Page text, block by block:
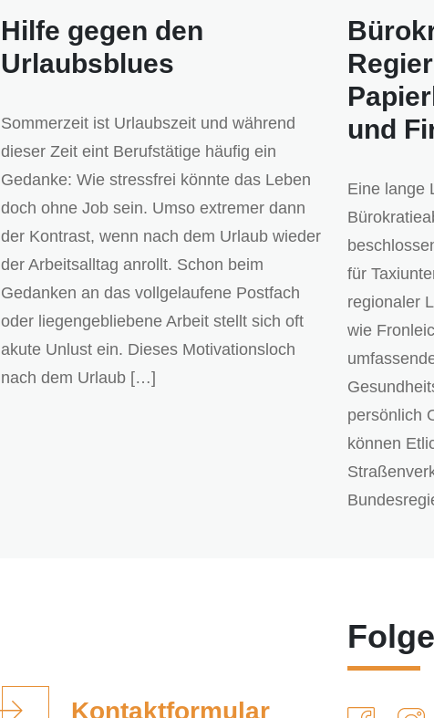
Hilfe gegen den
Urlaubsblues
Sommerzeit ist Urlaubszeit und während
dieser Zeit eint Berufstätige häufig ein
Gedanke: Wie stressfrei könnte das Leben
doch ohne Job sein. Umso extremer dann
der Kontrast, wenn nach dem Urlaub wieder
der Arbeitsalltag anrollt. Schon beim
Gedanken an das vollgelaufene Postfach
oder liegengebliebene Arbeit stellt sich oft
akute Unlust ein. Dieses Motivationsloch
nach dem Urlaub […]
und
Eine lange
für
regionaler
wie
persönlich
können
Kontaktformular